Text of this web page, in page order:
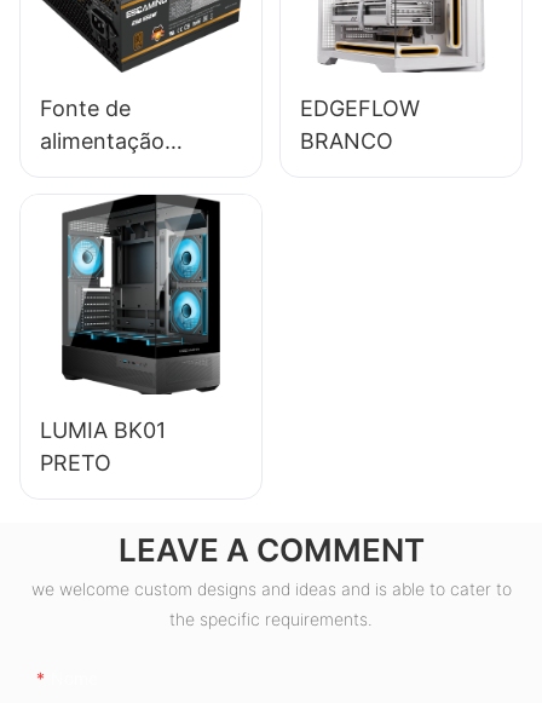
Bronze para PC
desktop
(ESB650W)
Fonte de
alimentação
ESGAMING 550W
de alta qualidade,
85% de eficiência,
certificação 80+
Bronze para PC
desktop
(ESB550W)
EDGEFLOW
BRANCO
LUMIA BK01
PRETO
LEAVE A COMMENT
we welcome custom designs and ideas and is able to cater to
the specific requirements.